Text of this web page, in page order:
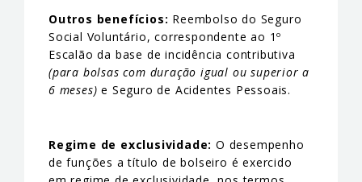
Outros benefícios: Reembolso do Seguro
Social Voluntário, correspondente ao 1º
Escalão da base de incidência contributiva
(para bolsas com duração igual ou superior a
6 meses) e Seguro de Acidentes Pessoais.
Regime de exclusividade: O desempenho
de funções a título de bolseiro é exercido